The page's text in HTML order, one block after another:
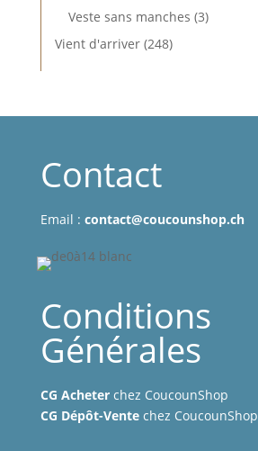
produits
Veste sans manches 33
Vient d'arriver 248248
Contact
Email : contact@coucounshop.ch
Conditions
Générales
CG Acheterchez CoucounShop
CG Dépôt-Ventechez CoucounShop